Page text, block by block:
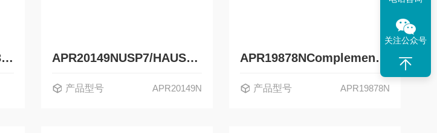
Phospho-JNK1/2/3-T183/T183/T221 Rabbit mAb (AMR131 APR20149NUSP7/HAUSP Rabbit pAb
产品型号 APR20149N
APR19878NComplement C3 Rabbit pAb
产品型号 APR19878N
关注公众号